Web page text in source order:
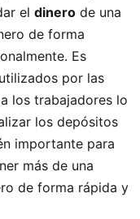
el dinero de una
de forma
Es
por las
los trabajadores lo
los depósitos
importante para
más de una
de forma rápida y